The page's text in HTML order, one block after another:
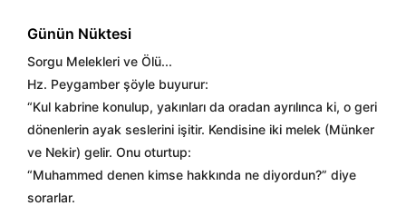
Günün Nüktesi
Sorgu Melekleri ve Ölü...
Hz. Peygamber şöyle buyurur:
“Kul kabrine konulup, yakınları da oradan ayrılınca ki, o geri
dönenlerin ayak seslerini işitir. Kendisine iki melek (Münker
ve Nekir) gelir. Onu oturtup:
“Muhammed denen kimse hakkında ne diyordun?” diye
sorarlar.